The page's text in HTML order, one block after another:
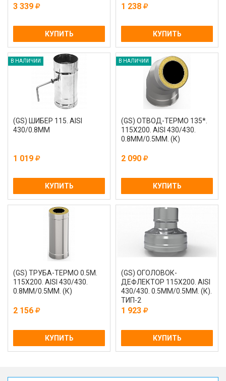
3 339
КУПИТЬ
1 238
КУПИТЬ
В НАЛИЧИИ
(GS) ШИБЕР 115. AISI
430/0.8ММ
1 019
КУПИТЬ
В НАЛИЧИИ
(GS) ОТВОД-ТЕРМО 135*.
115Х200. AISI 430/430.
0.8ММ/0.5ММ. (К)
2 090
КУПИТЬ
(GS) ТРУБА-ТЕРМО 0.5М.
115Х200. AISI 430/430.
0.8ММ/0.5ММ. (К)
2 156
КУПИТЬ
(GS) ОГОЛОВОК-
ДЕФЛЕКТОР 115Х200. AISI
430/430. 0.5ММ/0.5ММ. (К).
ТИП-2
1 923
КУПИТЬ